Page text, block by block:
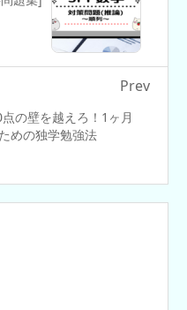
の壁を越えろ！1ヶ月
めの独学勉強法
Prev